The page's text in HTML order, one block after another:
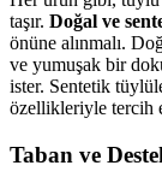
taşır. Doğal ve
önüne alınmalı.
ve yumuşak bir
ister. Sentetik
özellikleriyle tercih
Taban ve